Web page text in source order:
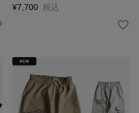
¥7,700 税込